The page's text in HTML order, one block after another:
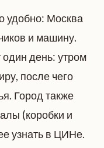
удобно: Москва
и машину.
день: утром
после чего
Город также
(коробки и
узнать в ЦИНе.